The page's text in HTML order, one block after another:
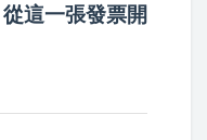
這一張發票開